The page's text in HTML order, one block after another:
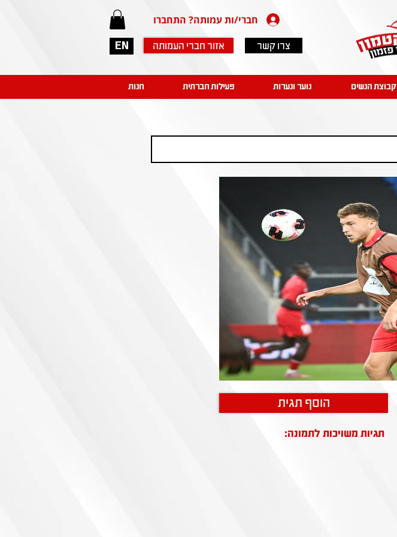
EN
חברי/ות עמותה? התחברו
אזור חברי העמותה צרו קשר
קבוצת הנשים נוער ונערות פעילות חברתית חנות
הוסף תגית
תגיות משויכות לתמונה: